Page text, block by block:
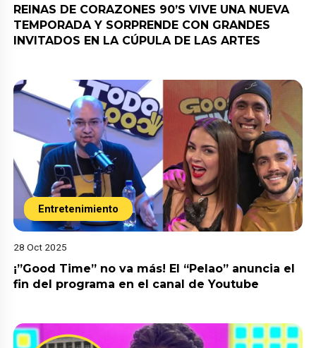
REINAS DE CORAZONES 90’S VIVE UNA NUEVA
TEMPORADA Y SORPRENDE CON GRANDES
INVITADOS EN LA CÚPULA DE LAS ARTES
Entretenimiento
28 Oct 2025
¡”Good Time” no va más! El “Pelao” anuncia el
fin del programa en el canal de Youtube